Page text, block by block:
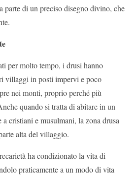
parte di un preciso disegno divino, che
per molto tempo, i drusi hanno
villaggi in posti impervi e poco
nei monti, proprio perché più
quando si tratta di abitare in un
cristiani e musulmani, la zona drusa
alta del villaggio.
ha condizionato la vita di
praticamente a un modo di vita